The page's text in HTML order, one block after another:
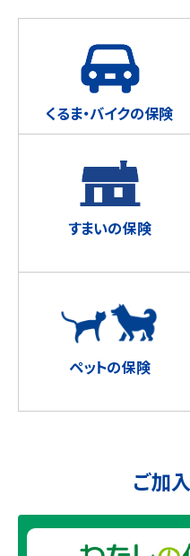
くるま・バイクの保険
すまいの保険
ペットの保険
ご加